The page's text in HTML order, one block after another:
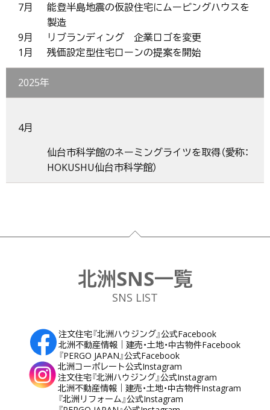
7月
能登半島地震の仮設住宅にムービングハウスを
製造
9月
リブランディング 企業ロゴを変更
1月
残価設定型住宅ローンの提案を開始
2025年
4月
仙台市科学館のネーミングライツを取得（愛称：
HOKUSHU仙台市科学館）
フッター
北洲SNS一覧
SNS LIST
注文住宅『北洲ハウジング』公式Facebook
北洲不動産情報｜建売・土地・中古物件Facebook
『PERGO JAPAN』公式Facebook
北洲コーポレート公式Instagram
注文住宅『北洲ハウジング』公式Instagram
北洲不動産情報｜建売・土地・中古物件Instagram
『北洲リフォーム』公式Instagram